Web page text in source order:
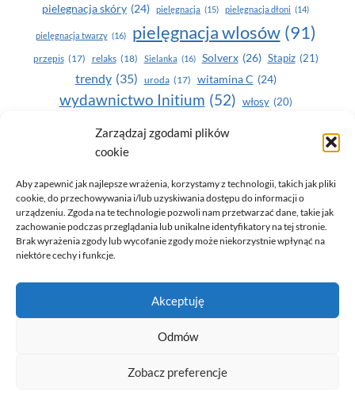
Zarządzaj zgodami plików
cookie
Aby zapewnić jak najlepsze wrażenia, korzystamy z technologii, takich jak pliki
cookie, do przechowywania i/lub uzyskiwania dostępu do informacji o
urządzeniu. Zgoda na te technologie pozwoli nam przetwarzać dane, takie jak
zachowanie podczas przeglądania lub unikalne identyfikatory na tej stronie.
Brak wyrażenia zgody lub wycofanie zgody może niekorzystnie wpłynąć na
niektóre cechy i funkcje.
Akceptuję
Odmów
Zobacz preferencje
pielegnacja skóry (24) pielęgnacja (15) pielęgnacja dłoni (14)
pielęgnacja twarzy (16) pielęgnacja wlosów (91)
przepis (17) relaks (18) Sielanka (16) Solverx (26) Stapiz (21)
trendy (35) uroda (17) witamina C (24)
wydawnictwo Initium (52) włosy (20)
Yasumi(164) zdrowe zęby
zdrowie
© 2026 Only You - portal dla kobiet (uroda, moda, zdrowie)
opracowanie:AZDOBRESTRONY
Polityka prywatności i RODO